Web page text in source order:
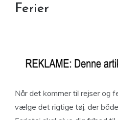
Ferier
Når det kommer til rejser og
vælge det rigtige tøj, der